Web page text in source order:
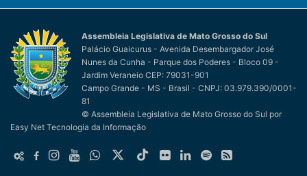
Assembleia Legislativa de Mato Grosso do Sul
Palácio Guaicurus - Avenida Desembargador José
Nunes da Cunha - Parque dos Poderes - Bloco 09 -
Jardim Veraneio CEP: 79031-901
Campo Grande - MS - Brasil - CNPJ: 03.979.390/0001-
81
© Assembleia Legislativa de Mato Grosso do Sul por
Easy Net Tecnologia da Informação